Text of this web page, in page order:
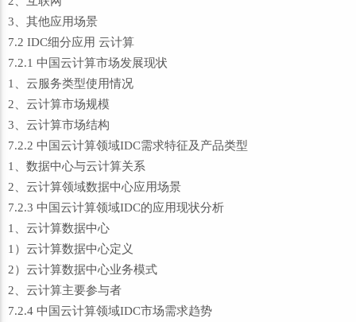
3、其他应用场景
7.2 IDC细分应用 云计算
7.2.1 中国云计算市场发展现状
1、云服务类型使用情况
2、云计算市场规模
3、云计算市场结构
7.2.2 中国云计算领域IDC需求特征及产品类型
1、数据中心与云计算关系
2、云计算领域数据中心应用场景
7.2.3 中国云计算领域IDC的应用现状分析
1、云计算数据中心
1）云计算数据中心定义
2）云计算数据中心业务模式
2、云计算主要参与者
7.2.4 中国云计算领域IDC市场需求趋势